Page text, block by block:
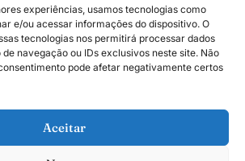
experiências, usamos tecnologias como
e/ou acessar informações do dispositivo. O
tecnologias nos permitirá processar dados
navegação ou IDs exclusivos neste site. Não
pode afetar negativamente certos
Aceitar